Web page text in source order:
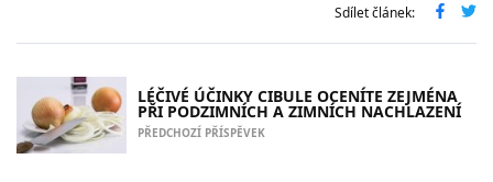
Sdílet článek:
LÉČIVÉ ÚČINKY CIBULE OCENÍTE ZEJMÉNA
PŘI PODZIMNÍCH A ZIMNÍCH NACHLAZENÍ
PŘEDCHOZÍ PŘÍSPĚVEK